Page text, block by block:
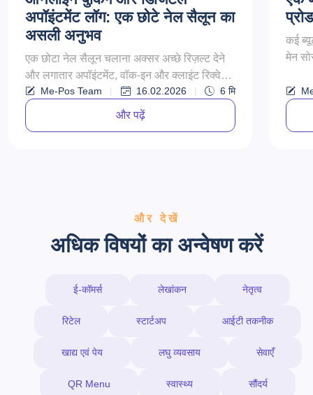
अपॉइंटमेंट लॉग: एक छोटे नेल सैलून का
असली अनुभव
एक छोटा नेल सैलून चलाना अक्सर अच्छे रिज़ल्ट देने
और लगातार अपॉइंटमेंट, वॉक-इन और क्लाइंट रिक्वेस्ट
को मैनेज करने के बीच बैलेंस बनाना होता है। सालों
तक...
Me-Pos Team | 16.02.2026 | 6 मि
और पढ़ें
कई
मेन
और देखें
अधिक विषयों का अन्वेषण करें
ई-कॉमर्स लेखांकन नेतृत्व
रिटेल स्टार्टअप आईटी तकनीक
खाद्य एवं पेय लघु व्यवसाय सेवाएँ
QR Menu स्वास्थ्य सौंदर्य